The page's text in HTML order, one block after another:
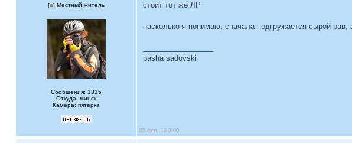
[ ] Местный житель
Сообщения: 1315
Откуда: минск
Камера: пятерка
стоит тот же ЛР
насколько я понимаю, сначала подгружается сырой
pasha sadovski
05 фев, 10 2:00